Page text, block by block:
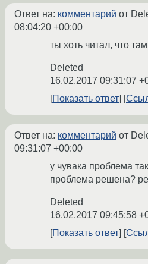
Ответ на: комментарий от
08:04:20 +00:00
ты хоть читал, что
Deleted
16.02.2017 09:31:07
Показать ответ
Ответ на: комментарий от
09:31:07 +00:00
у чувака проблема
проблема решена?
Deleted
16.02.2017 09:45:58
Показать ответ